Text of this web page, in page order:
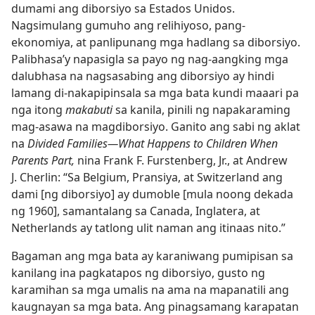
dumami ang diborsiyo sa Estados Unidos.
Nagsimulang gumuho ang relihiyoso, pang-
ekonomiya, at panlipunang mga hadlang sa diborsiyo.
Palibhasa’y napasigla sa payo ng nag-aangking mga
dalubhasa na nagsasabing ang diborsiyo ay hindi
lamang di-nakapipinsala sa mga bata kundi maaari pa
nga itong makabutisa kanila, pinili ng napakaraming
mag-asawa na magdiborsiyo. Ganito ang sabi ng aklat
na Divided Families​—What Happens to Children When
Parents Part, nina Frank F. Furstenberg, Jr., at Andrew
J. Cherlin: “Sa Belgium, Pransiya, at Switzerland ang
dami [ng diborsiyo] ay dumoble [mula noong dekada
ng 1960], samantalang sa Canada, Inglatera, at
Netherlands ay tatlong ulit naman ang itinaas nito.”
Bagaman ang mga bata ay karaniwang pumipisan sa
kanilang ina pagkatapos ng diborsiyo, gusto ng
karamihan sa mga umalis na ama na mapanatili ang
kaugnayan sa mga bata. Ang pinagsamang karapatan